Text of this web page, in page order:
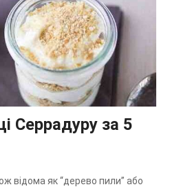
Серрадуру за 5
відома як “дерево пили” або